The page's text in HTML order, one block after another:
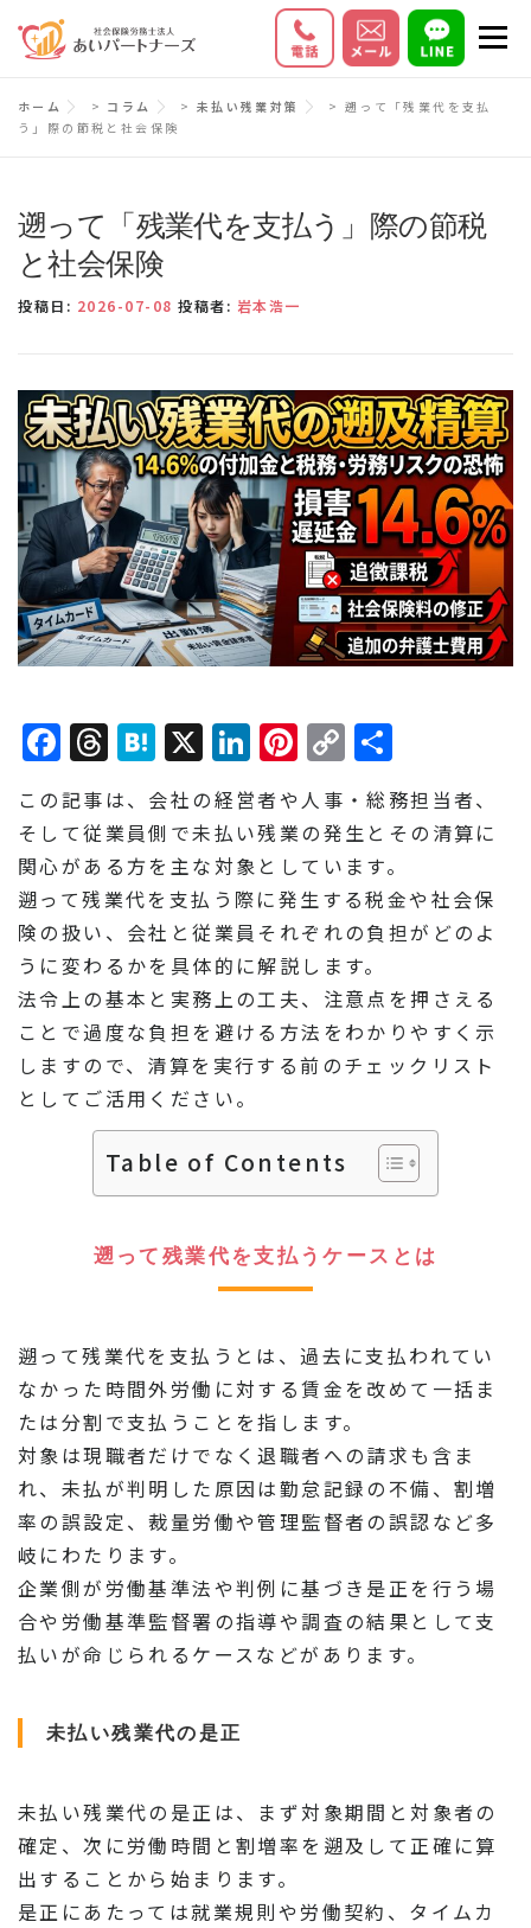
ン
ス
キ
プ
メニ
初めての方へ サービス内容 料金
ホーム > コラム > 未払い残業対策 > 遡って「残業代を支払
う」際の節税と社会保険
遡って「残業代を支払う」際の節税
と社会保険
投稿日: 2026-07-08 投稿者: 岩本浩一
Facebook
Threads
Hatena
X LinkedIn
Pinterest
Copy
Link
有
この記事は、会社の経営者や人事・総務担当者、
そして従業員側で未払い残業の発生とその清算に
関心がある方を主な対象としています。
遡って残業代を支払う際に発生する税金や社会保
険の扱い、会社と従業員それぞれの負担がどのよ
うに変わるかを具体的に解説します。
法令上の基本と実務上の工夫、注意点を押さえる
ことで過度な負担を避ける方法をわかりやすく示
しますので、清算を実行する前のチェックリスト
としてご活用ください。
Table of Contents
遡って残業代を支払うケースとは
遡って残業代を支払うとは、過去に支払われてい
なかった時間外労働に対する賃金を改めて一括ま
たは分割で支払うことを指します。
対象は現職者だけでなく退職者への請求も含ま
れ、未払が判明した原因は勤怠記録の不備、割増
率の誤設定、裁量労働や管理監督者の誤認など多
岐にわたります。
企業側が労働基準法や判例に基づき是正を行う場
合や労働基準監督署の指導や調査の結果として支
払いが命じられるケースなどがあります。
未払い残業代の是正
未払い残業代の是正は、まず対象期間と対象者の
確定、次に労働時間と割増率を遡及して正確に算
出することから始まります。
是正にあたっては就業規則や労働契約、タイムカ